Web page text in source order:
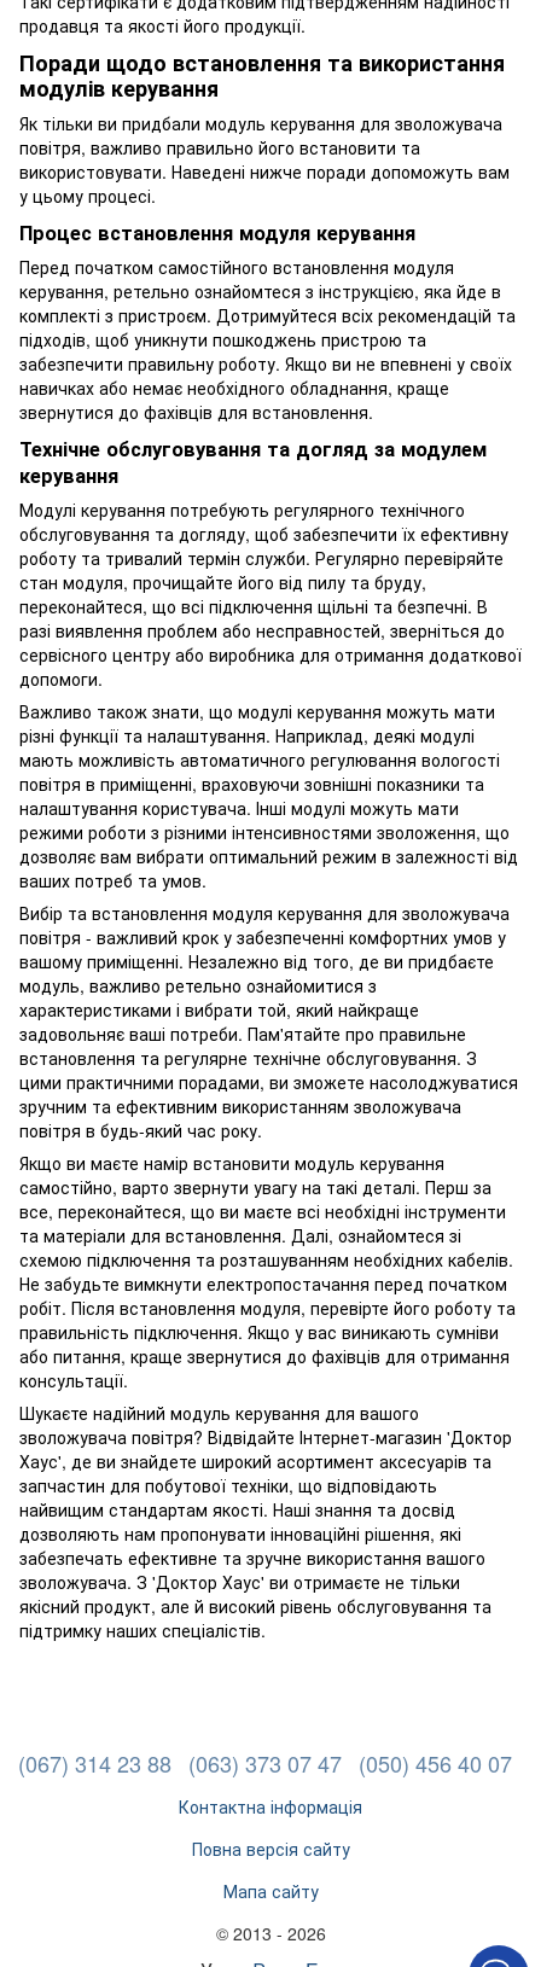
продавця та якості його продукції.
Поради щодо встановлення та використання
модулів керування
Як тільки ви придбали модуль керування для зволожувача
повітря, важливо правильно його встановити та
використовувати. Наведені нижче поради допоможуть вам
у цьому процесі.
Процес встановлення модуля керування
Перед початком самостійного встановлення модуля
керування, ретельно ознайомтеся з інструкцією, яка йде в
комплекті з пристроєм. Дотримуйтеся всіх рекомендацій та
підходів, щоб уникнути пошкоджень пристрою та
забезпечити правильну роботу. Якщо ви не впевнені у своїх
навичках або немає необхідного обладнання, краще
звернутися до фахівців для встановлення.
Технічне обслуговування та догляд за модулем
керування
Модулі керування потребують регулярного технічного
обслуговування та догляду, щоб забезпечити їх ефективну
роботу та тривалий термін служби. Регулярно перевіряйте
стан модуля, прочищайте його від пилу та бруду,
переконайтеся, що всі підключення щільні та безпечні. В
разі виявлення проблем або несправностей, зверніться до
сервісного центру або виробника для отримання додаткової
допомоги.
Важливо також знати, що модулі керування можуть мати
різні функції та налаштування. Наприклад, деякі модулі
мають можливість автоматичного регулювання вологості
повітря в приміщенні, враховуючи зовнішні показники та
налаштування користувача. Інші модулі можуть мати
режими роботи з різними інтенсивностями зволоження, що
дозволяє вам вибрати оптимальний режим в залежності від
ваших потреб та умов.
Вибір та встановлення модуля керування для зволожувача
повітря - важливий крок у забезпеченні комфортних умов у
вашому приміщенні. Незалежно від того, де ви придбаєте
модуль, важливо ретельно ознайомитися з
характеристиками і вибрати той, який найкраще
задовольняє ваші потреби. Пам'ятайте про правильне
встановлення та регулярне технічне обслуговування. З
цими практичними порадами, ви зможете насолоджуватися
зручним та ефективним використанням зволожувача
повітря в будь-який час року.
Якщо ви маєте намір встановити модуль керування
самостійно, варто звернути увагу на такі деталі. Перш за
все, переконайтеся, що ви маєте всі необхідні інструменти
та матеріали для встановлення. Далі, ознайомтеся зі
схемою підключення та розташуванням необхідних кабелів.
Не забудьте вимкнути електропостачання перед початком
робіт. Після встановлення модуля, перевірте його роботу та
правильність підключення. Якщо у вас виникають сумніви
або питання, краще звернутися до фахівців для отримання
консультації.
Шукаєте надійний модуль керування для вашого
зволожувача повітря? Відвідайте Інтернет-магазин 'Доктор
Хаус', де ви знайдете широкий асортимент аксесуарів та
запчастин для побутової техніки, що відповідають
найвищим стандартам якості. Наші знання та досвід
дозволяють нам пропонувати інноваційні рішення, які
забезпечать ефективне та зручне використання вашого
зволожувача. З 'Доктор Хаус' ви отримаєте не тільки
якісний продукт, але й високий рівень обслуговування та
підтримку наших спеціалістів.
(067) 314 23 88 (063) 373 07 47 (050) 456 40 07
Контактна інформація
Повна версія сайту
Мапа сайту
© 2013 - 2026